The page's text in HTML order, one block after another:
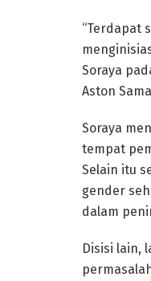
“Terdapat
Soraya
Aston
Soraya
tempat
Selain itu
gender
dalam
Disisi lain,